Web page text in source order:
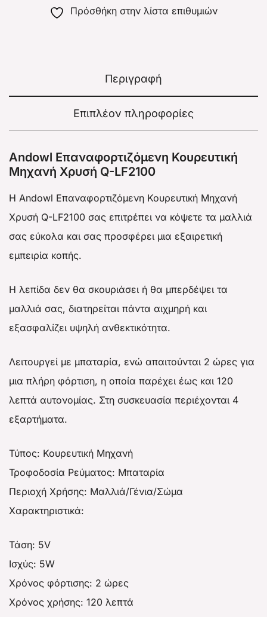
Πρόσθήκη στην λίστα επιθυμιών
Περιγραφή
Επιπλέον πληροφορίες
Andowl Επαναφορτιζόμενη Κουρευτική
Μηχανή Χρυσή Q-LF2100
Η Andowl Επαναφορτιζόμενη Κουρευτική Μηχανή
Χρυσή Q-LF2100 σας επιτρέπει να κόψετε τα μαλλιά
σας εύκολα και σας προσφέρει μια εξαιρετική
εμπειρία κοπής.
Η λεπίδα δεν θα σκουριάσει ή θα μπερδέψει τα
μαλλιά σας, διατηρείται πάντα αιχμηρή και
εξασφαλίζει υψηλή ανθεκτικότητα.
Λειτουργεί με μπαταρία, ενώ απαιτούνται 2 ώρες για
μια πλήρη φόρτιση, η οποία παρέχει έως και 120
λεπτά αυτονομίας. Στη συσκευασία περιέχονται 4
εξαρτήματα.
Τύπος: Κουρευτική Μηχανή
Τροφοδοσία Ρεύματος: Μπαταρία
Περιοχή Χρήσης: Μαλλιά/Γένια/Σώμα
Χαρακτηριστικά:
Τάση: 5V
Ισχύς: 5W
Χρόνος φόρτισης: 2 ώρες
Χρόνος χρήσης: 120 λεπτά